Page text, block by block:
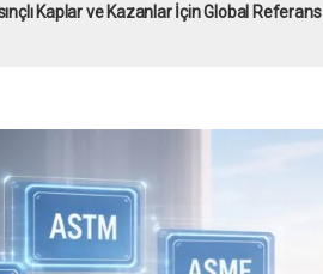
Kaplar ve Kazanlar İçin Global Referans